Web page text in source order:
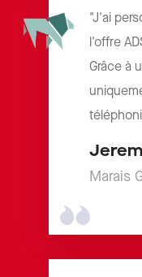
"J'ai
l'offre
Grâce à
Marais